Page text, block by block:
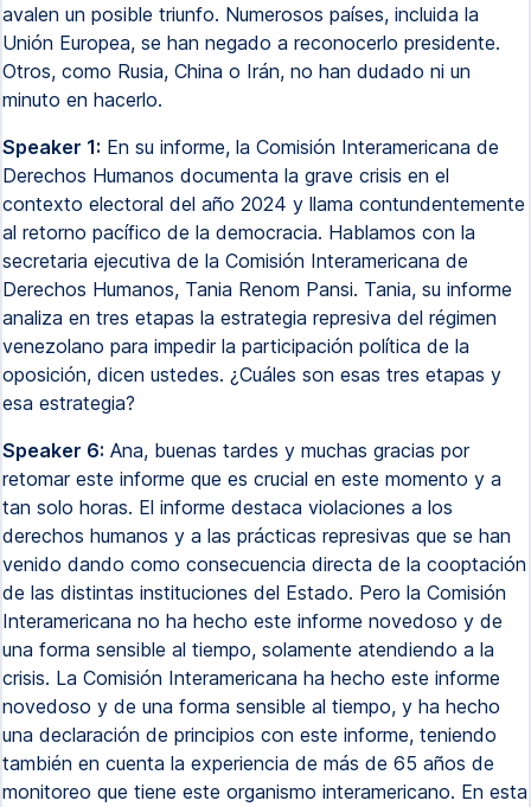
avalen un posible triunfo. Numerosos países, incluida la
Unión Europea, se han negado a reconocerlo presidente.
Otros, como Rusia, China o Irán, no han dudado ni un
minuto en hacerlo.
Speaker 1: En su informe, la Comisión Interamericana de
Derechos Humanos documenta la grave crisis en el
contexto electoral del año 2024 y llama contundentemente
al retorno pacífico de la democracia. Hablamos con la
secretaria ejecutiva de la Comisión Interamericana de
Derechos Humanos, Tania Renom Pansi. Tania, su informe
analiza en tres etapas la estrategia represiva del régimen
venezolano para impedir la participación política de la
oposición, dicen ustedes. ¿Cuáles son esas tres etapas y
esa estrategia?
Speaker 6: Ana, buenas tardes y muchas gracias por
retomar este informe que es crucial en este momento y a
tan solo horas. El informe destaca violaciones a los
derechos humanos y a las prácticas represivas que se han
venido dando como consecuencia directa de la cooptación
de las distintas instituciones del Estado. Pero la Comisión
Interamericana no ha hecho este informe novedoso y de
una forma sensible al tiempo, solamente atendiendo a la
crisis. La Comisión Interamericana ha hecho este informe
novedoso y de una forma sensible al tiempo, y ha hecho
una declaración de principios con este informe, teniendo
también en cuenta la experiencia de más de 65 años de
monitoreo que tiene este organismo interamericano. En esta